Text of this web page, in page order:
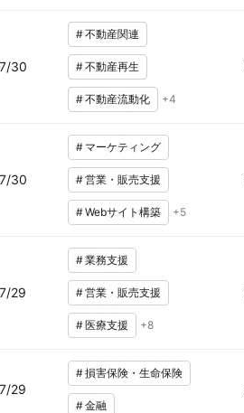
30
#不動産関連
#不動産再生
#不動産流動化 +4
30
# マーケティング
#営業・販売支援
#Webサイト構築 +5
29
#業務支援
#営業・販売支援
#医療支援 +8
29
#損害保険・生命保険
#金融